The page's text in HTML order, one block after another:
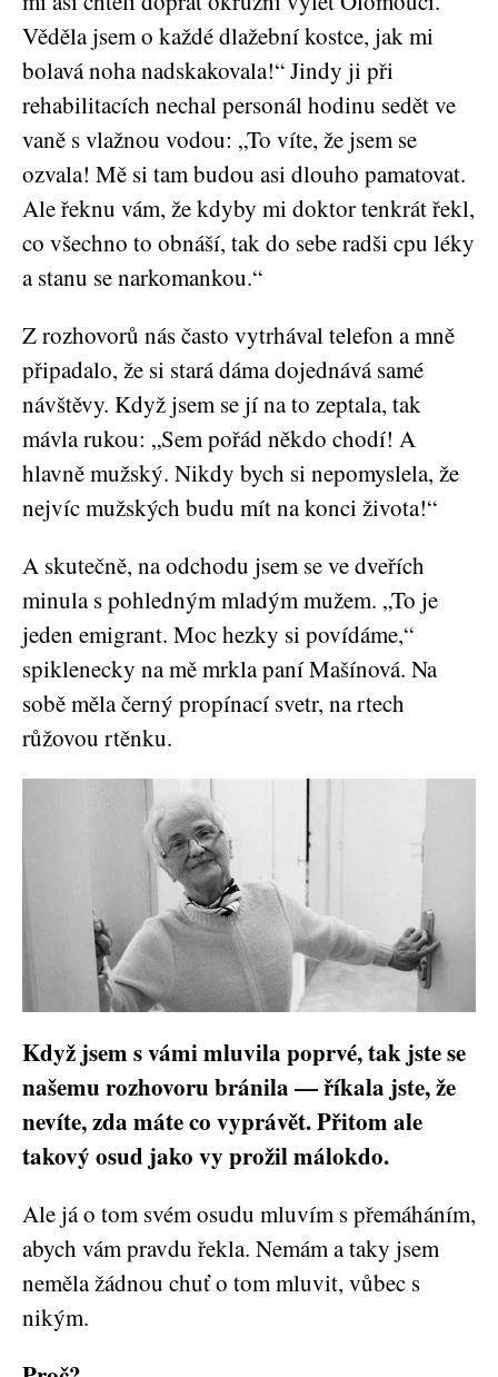
Věděla jsem o každé dlažební kostce, jak mi
bolavá noha nadskakovala!“ Jindy ji při
rehabilitacích nechal personál hodinu sedět ve
vaně s vlažnou vodou: „To víte, že jsem se
ozvala! Mě si tam budou asi dlouho pamatovat.
Ale řeknu vám, že kdyby mi doktor tenkrát řekl,
co všechno to obnáší, tak do sebe radši cpu léky
a stanu se narkomankou.“
Z rozhovorů nás často vytrhával telefon a mně
připadalo, že si stará dáma dojednává samé
návštěvy. Když jsem se jí na to zeptala, tak
mávla rukou: „Sem pořád někdo chodí! A
hlavně mužský. Nikdy bych si nepomyslela, že
nejvíc mužských budu mít na konci života!“
A skutečně, na odchodu jsem se ve dveřích
minula s pohledným mladým mužem. „To je
jeden emigrant. Moc hezky si povídáme,“
spiklenecky na mě mrkla paní Mašínová. Na
sobě měla černý propínací svetr, na rtech
růžovou rtěnku.
Když jsem s vámi mluvila poprvé, tak jste se
našemu rozhovoru bránila — říkala jste, že
nevíte, zda máte co vyprávět. Přitom ale
takový osud jako vy prožil málokdo.
Ale já o tom svém osudu mluvím s přemáháním,
abych vám pravdu řekla. Nemám a taky jsem
neměla žádnou chuť o tom mluvit, vůbec s
nikým.